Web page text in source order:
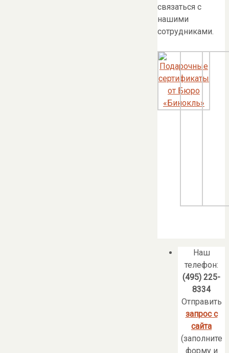
связаться с
нашими
сотрудниками.
Наш
телефон:
(495) 225-
8334
Отправить
запрос с
сайта
(заполните
форму и